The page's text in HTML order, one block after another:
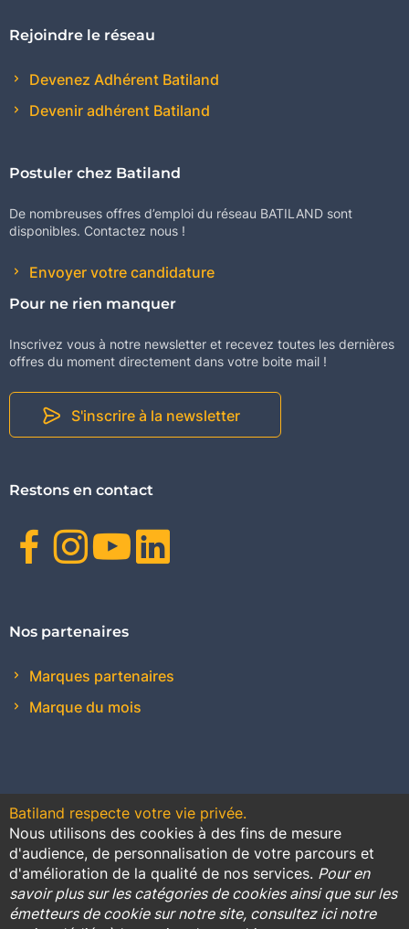
Rejoindre le réseau
Devenez Adhérent Batiland
Devenir adhérent Batiland
Postuler chez Batiland
De nombreuses offres d’emploi du réseau BATILAND sont
disponibles. Contactez nous !
Envoyer votre candidature
Pour ne rien manquer
Inscrivez vous à notre newsletter et recevez toutes les dernières
offres du moment directement dans votre boite mail !
S'inscrire à la newsletter
Restons en contact
Facebook
Instagram
Youtube
Nos partenaires
Marques partenaires
Marque du mois
Contact Conditions générales de vente
Promotions
Règlement général sur la protection des données
Batiland respecte votre vie privée.
Nous utilisons des cookies à des fins de mesure
d'audience, de personnalisation de votre parcours et
d'amélioration de la qualité de nos services. Pour en
savoir plus sur les catégories de cookies ainsi que sur les
émetteurs de cookie sur notre site, consultez ici notre